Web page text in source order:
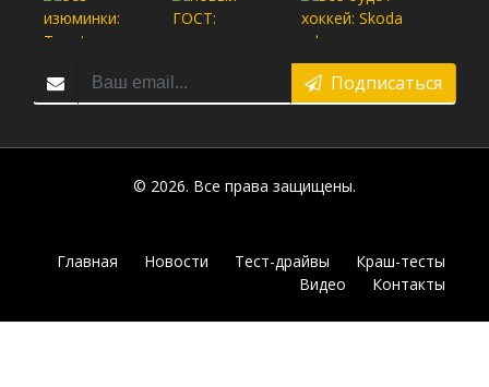
Подписаться
© 2026. Все права защищены.
Главная Новости Тест-драйвы
Краш-тесты
Видео
Контакты